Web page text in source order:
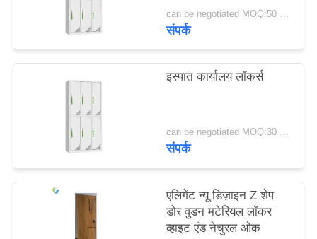
POLICY
can be negotiated MOQ:50 पीसी
संपर्क
इस्पात कार्यालय लॉकर्स
can be negotiated MOQ:30 पीसीएस
संपर्क
एलिगेंट न्यू डिज़ाइन Z शेप
डोर वुडन मटेरियल लॉकर
व्हाइट एंड नेचुरल ओक